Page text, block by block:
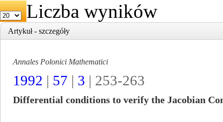
Liczba wyników
Artykuł - szczegóły
Annales Polonici Mathematici
1992 | 57 | 3 | 253-263
Differential conditions to verify the Jacobian